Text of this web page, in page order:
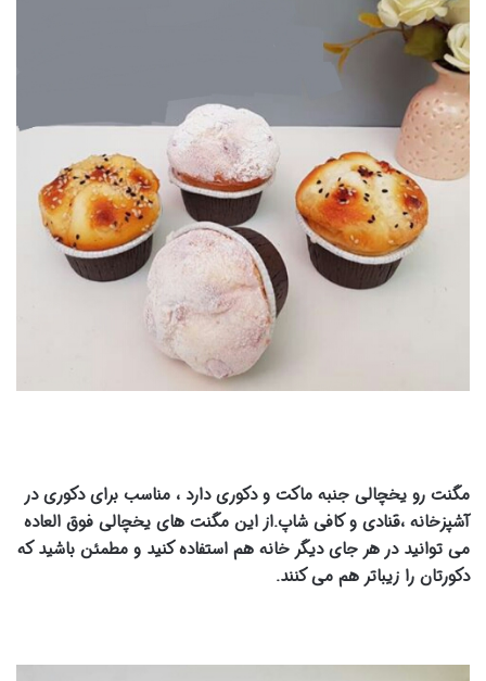
مگنت رو یخچالی جنبه ماکت و دکوری دارد ، مناسب برای دکوری در
آشپزخانه ،قنادی و کافی شاپ.از این مگنت های یخچالی فوق العاده
می توانید در هر جای دیگر خانه هم استفاده کنید و مطمئن باشید که
دکورتان را زیباتر هم می کنند.